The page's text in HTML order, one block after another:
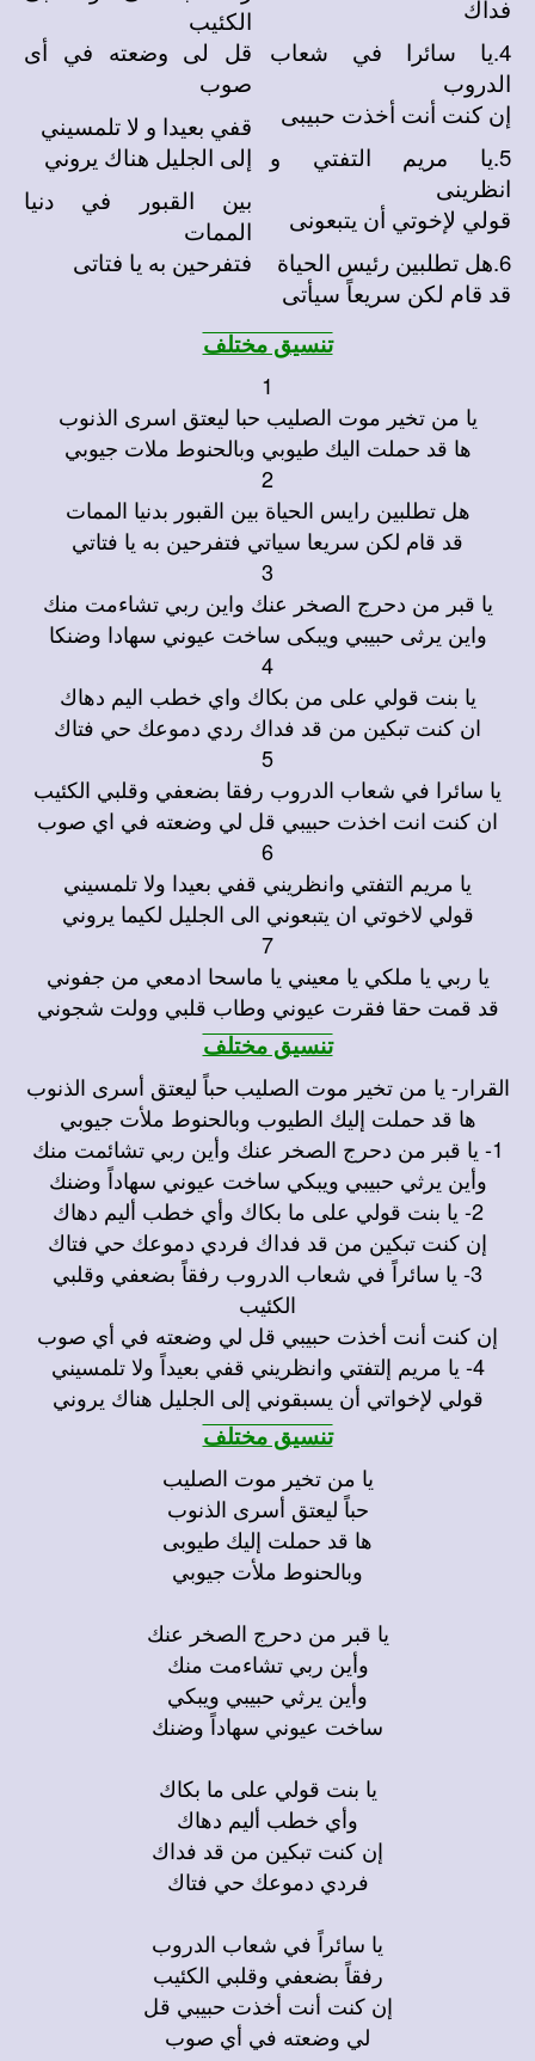
فداك
4.يا سائرا في شعاب
الدروب
إن كنت أنت أخذت حبيبى
5.يا مريم التفتي و
انظرينى
قولي لإخوتي أن يتبعونى
6.هل تطلبين رئيس الحياة
قد قام لكن سريعاً سيأتى
الكئيب
قل لى وضعته في أى
صوب
قفي بعيدا و لا تلمسيني
إلى الجليل هناك يروني
بين القبور في دنيا
الممات
فتفرحين به يا فتاتى
تنسيق مختلف
1
يا من تخير موت الصليب حبا ليعتق اسرى الذنوب
ها قد حملت اليك طيوبي وبالحنوط ملات جيوبي
2
هل تطلبين رايس الحياة بين القبور بدنيا الممات
قد قام لكن سريعا سياتي فتفرحين به يا فتاتي
3
يا قبر من دحرج الصخر عنك واين ربي تشاءمت منك
واين يرثى حبيبي ويبكى ساخت عيوني سهادا وضنكا
4
يا بنت قولي على من بكاك واي خطب اليم دهاك
ان كنت تبكين من قد فداك ردي دموعك حي فتاك
5
يا سائرا في شعاب الدروب رفقا بضعفي وقلبي الكئيب
ان كنت انت اخذت حبيبي قل لي وضعته في اي صوب
6
يا مريم التفتي وانظريني قفي بعيدا ولا تلمسيني
قولي لاخوتي ان يتبعوني الى الجليل لكيما يروني
7
يا ربي يا ملكي يا معيني يا ماسحا ادمعي من جفوني
قد قمت حقا فقرت عيوني وطاب قلبي وولت شجوني
تنسيق مختلف
القرار- يا من تخير موت الصليب حباً ليعتق أسرى الذنوب
ها قد حملت إليك الطيوب وبالحنوط ملأت جيوبي
1- يا قبر من دحرج الصخر عنك وأين ربي تشائمت منك
وأين يرثي حبيبي ويبكي ساخت عيوني سهاداً وضنك
2- يا بنت قولي على ما بكاك وأي خطب أليم دهاك
إن كنت تبكين من قد فداك فردي دموعك حي فتاك
3- يا سائراً في شعاب الدروب رفقاً بضعفي وقلبي
الكئيب
إن كنت أنت أخذت حبيبي قل لي وضعته في أي صوب
4- يا مريم إلتفتي وانظريني قفي بعيداً ولا تلمسيني
قولي لإخواتي أن يسبقوني إلى الجليل هناك يروني
تنسيق مختلف
يا من تخير موت الصليب
حباً ليعتق أسرى الذنوب
ها قد حملت إليك طيوبى
وبالحنوط ملأت جيوبي
يا قبر من دحرج الصخر عنك
وأين ربي تشاءمت منك
وأين يرثي حبيبي ويبكي
ساخت عيوني سهاداً وضنك
يا بنت قولي على ما بكاك
وأي خطب أليم دهاك
إن كنت تبكين من قد فداك
فردي دموعك حي فتاك
يا سائراً في شعاب الدروب
رفقاً بضعفي وقلبي الكئيب
إن كنت أنت أخذت حبيبي قل
لي وضعته في أي صوب